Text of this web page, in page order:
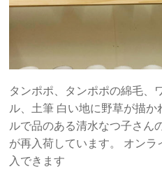
タンポポ、タンポポの綿毛、
ル、土筆 白い地に野草が描
ルで品のある清水なつ子さん
が再入荷しています。 オン
入できます